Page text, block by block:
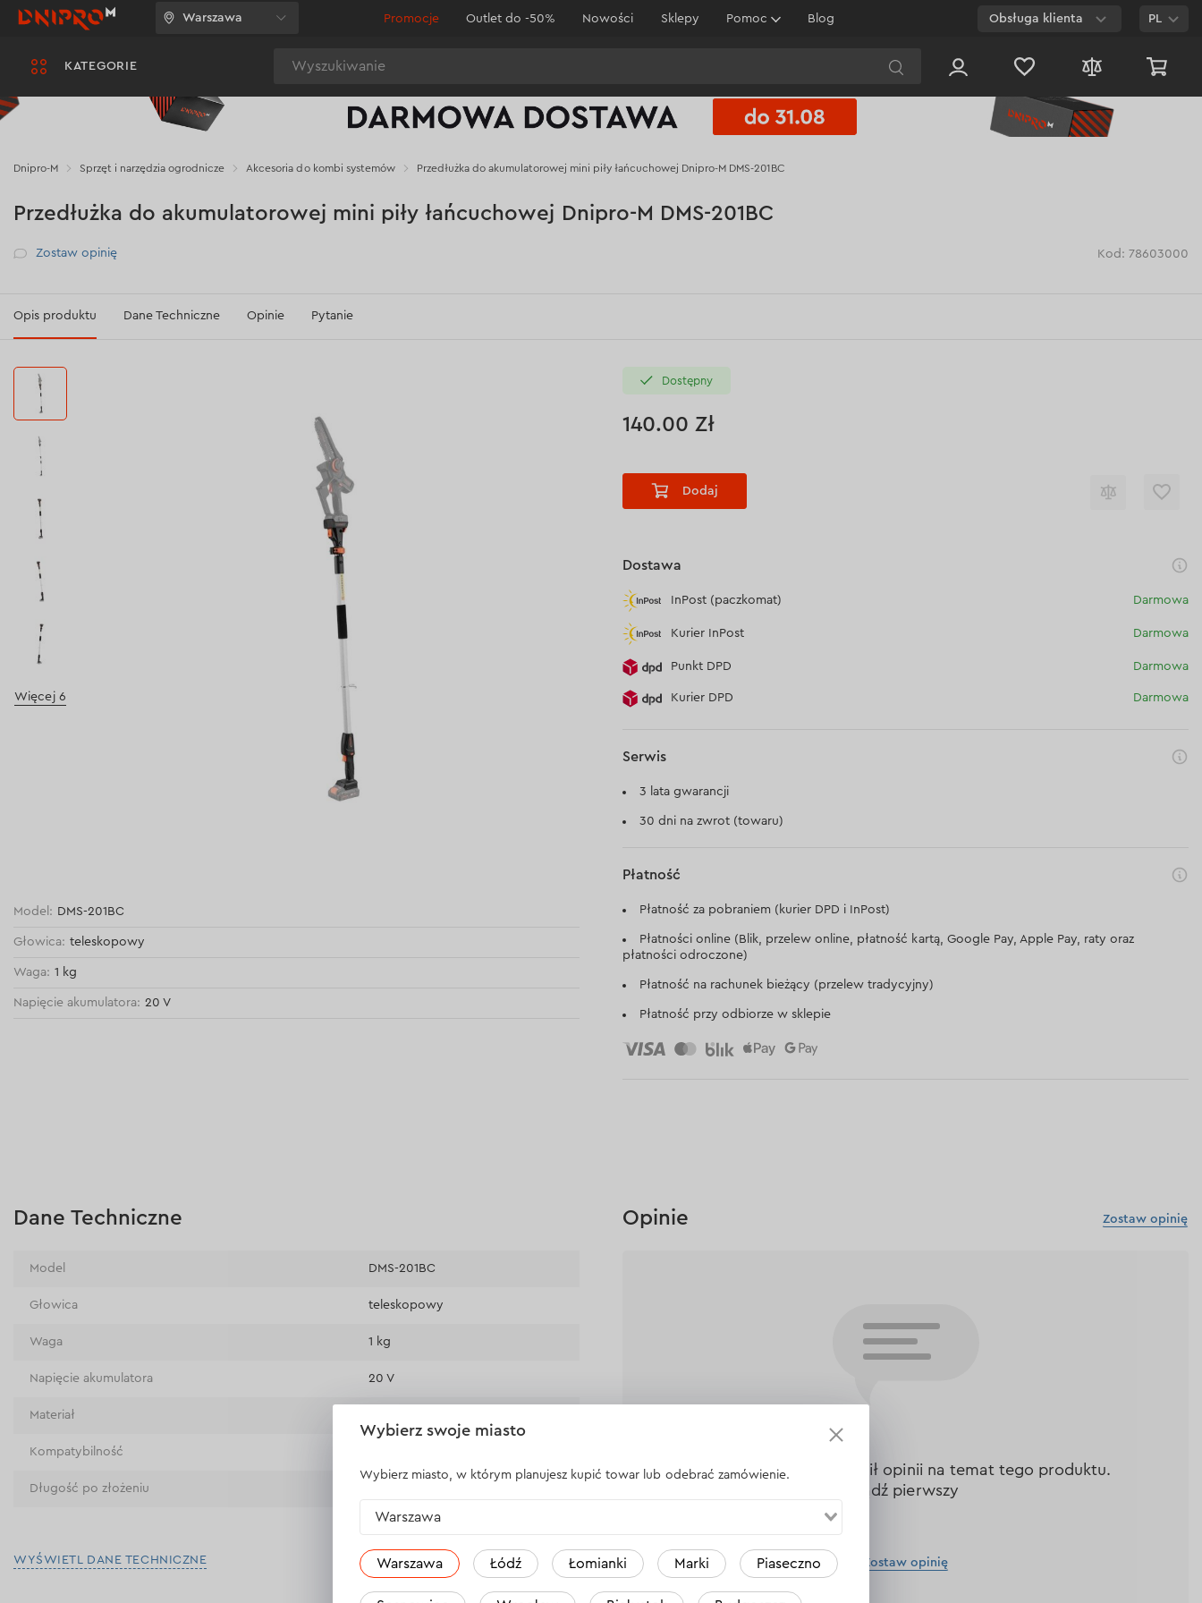
KATEGORIE
Warszawa Promocje Outlet do -50% Nowości Sklepy Pomoc Blog Obsługa klienta
Czat na
stronie
PL
Dnipro-M Sprzęt i narzędzia ogrodnicze Akcesoria do kombi systemów Przedłużka do akumulatorowej mini piły łańcuchowej Dnipro-M DMS-201BC
Przedłużka do akumulatorowej mini piły łańcuchowej Dnipro-M DMS-201BC
Рейтинг
Zostaw opinię Kod: 78603000
Opis produktu Dane Techniczne Opinie Pytanie
Więcej 6
Model: DMS-201BC
Głowica: teleskopowy
Waga: 1 kg
Napięcie akumulatora: 20 V
Dostępny
140.00 Zł
Dodaj
Dostawa
InPost (paczkomat) Darmowa
Kurier InPost Darmowa
Punkt DPD Darmowa
Kurier DPD Darmowa
Serwis
3 lata gwarancji
30 dni na zwrot (towaru)
Płatność
Płatność za pobraniem (kurier DPD i InPost)
Płatności online (Blik, przelew online, płatność kartą, Google Pay, Apple Pay, raty oraz
płatności odroczone)
Płatność na rachunek bieżący (przelew tradycyjny)
Płatność przy odbiorze w sklepie
Dane Techniczne
Model DMS-201BC
Głowica teleskopowy
Waga 1 kg
Napięcie akumulatora 20 V
Materiał
Kompatybilność
Długość po złożeniu
WYŚWIETL DANE TECHNICZNE
Zostaw opinię
Opinie
Nikt jeszcze nie zostawił opinii na temat tego produktu.
Bądź pierwszy
Zostaw opinię
Wybierz swoje miasto
Wybierz miasto, w którym planujesz kupić towar lub odebrać zamówienie.
Warszawa
Warszawa Łódź Łomianki Marki Piaseczno